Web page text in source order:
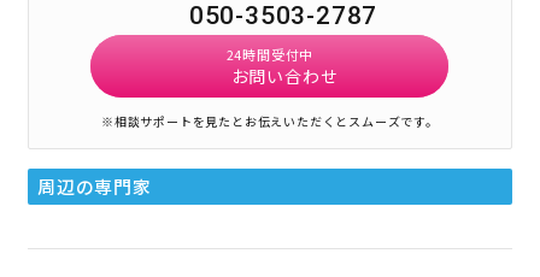
050-3503-2787
24時間受付中
お問い合わせ
※相談サポートを見たとお伝えいただくとスムーズです。
周辺の専門家